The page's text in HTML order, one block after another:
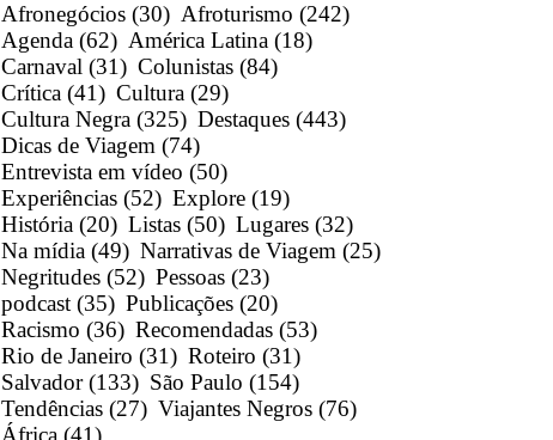
Afronegócios (30) Afroturismo (242)
Agenda (62) América Latina (18)
Carnaval (31) Colunistas (84)
Crítica (41) Cultura (29)
Cultura Negra (325) Destaques (443)
Dicas de Viagem (74)
Entrevista em vídeo (50)
Experiências (52) Explore (19)
História (20) Listas (50) Lugares (32)
Na mídia (49) Narrativas de Viagem (25)
Negritudes (52) Pessoas (23)
podcast (35) Publicações (20)
Racismo (36) Recomendadas (53)
Rio de Janeiro (31) Roteiro (31)
Salvador (133) São Paulo (154)
Tendências (27) Viajantes Negros (76)
África (41)